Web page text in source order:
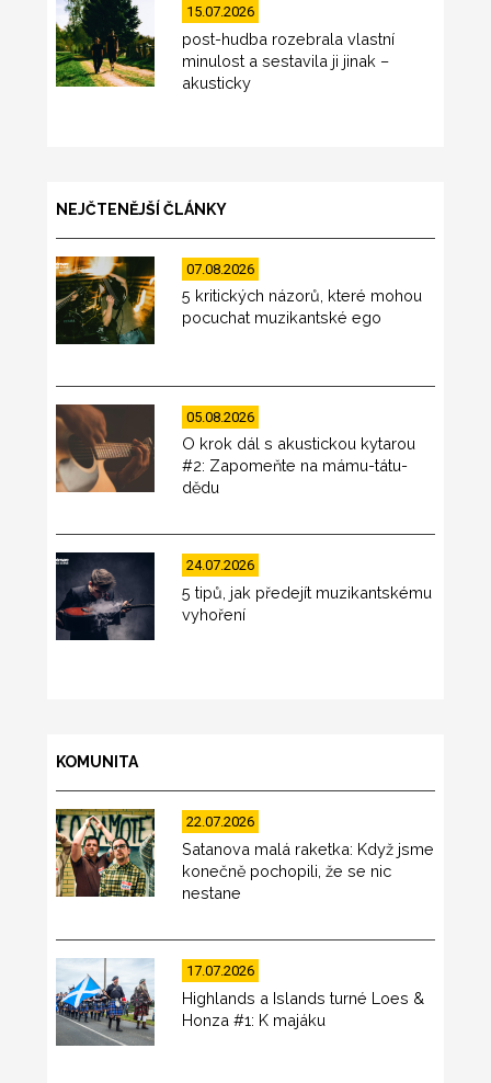
15.07.2026
post-hudba rozebrala vlastní
minulost a sestavila ji jinak –
akusticky
NEJČTENĚJŠÍ ČLÁNKY
07.08.2026
5 kritických názorů, které mohou
pocuchat muzikantské ego
05.08.2026
O krok dál s akustickou kytarou
#2: Zapomeňte na mámu-tátu-
dědu
24.07.2026
5 tipů, jak předejít muzikantskému
vyhoření
KOMUNITA
22.07.2026
Satanova malá raketka: Když jsme
konečně pochopili, že se nic
nestane
17.07.2026
Highlands a Islands turné Loes &
Honza #1: K majáku